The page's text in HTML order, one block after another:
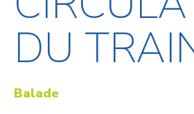
DU
Balade